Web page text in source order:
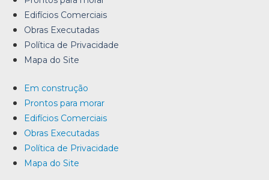
Edifícios Comerciais
Obras Executadas
Política de Privacidade
Mapa do Site
Em construção
Prontos para morar
Edifícios Comerciais
Obras Executadas
Política de Privacidade
Mapa do Site